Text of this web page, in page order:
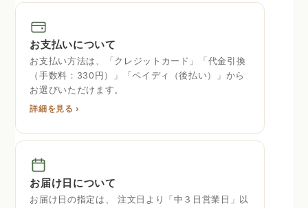
お支払いについて
お支払い方法は、「クレジットカード」「代金引換
（手数料：330円）」「ペイディ（後払い）」から
お選びいただけます。
詳細を見る ›
お届け日について
お届け日の指定は、 注文日より「中３日営業日」以